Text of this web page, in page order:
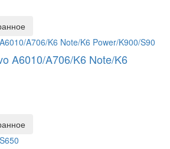
A6010/A706/K6 Note/K6